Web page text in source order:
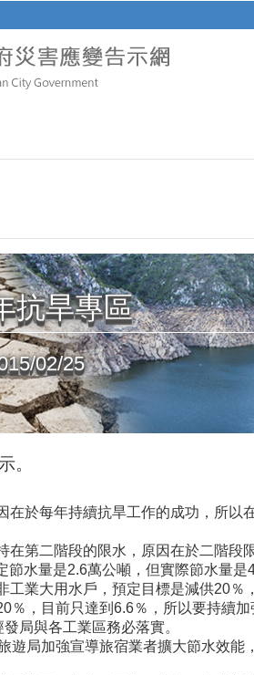
抗旱專區
02/25
。
於每年持續抗旱工作的成功，所以
第二階段的限水，原因在於二階段
水量是2.6萬公噸，但實際節水量是
業大用水戶，預定目標是減供20％
，目前只達到6.6％，所以要持續加
局與各工業區務必落實。
局加強宣導旅宿業者擴大節水效能